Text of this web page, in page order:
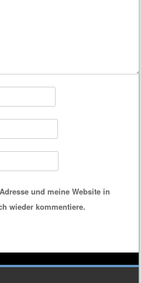
und meine Website in
wieder kommentiere.